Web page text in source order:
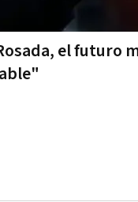
el futuro